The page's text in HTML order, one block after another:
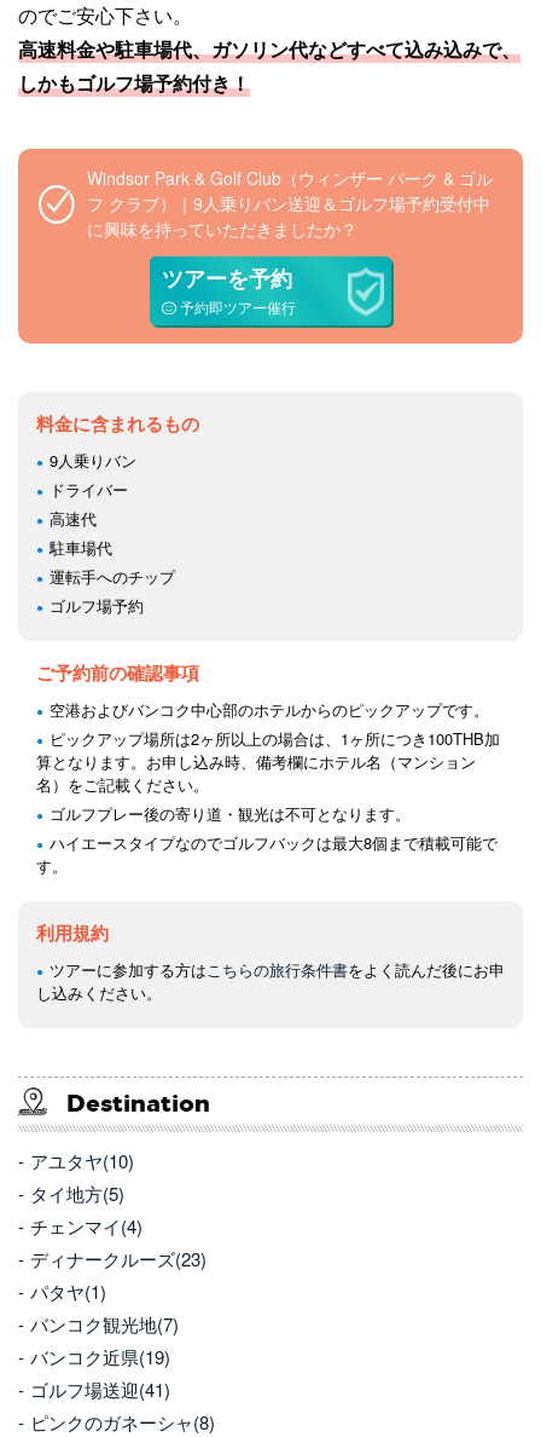
のでご安心下さい。
高速料金や駐車場代、ガソリン代などすべて込み込みで、
しかもゴルフ場予約付き！
Windsor Park & Golf Club（ウィンザー パーク & ゴル
フ クラブ）｜9人乗りバン送迎＆ゴルフ場予約受付中
に興味を持っていただきましたか？
ツアーを予約
予約即ツアー催行
料金に含まれるもの
9人乗りバン
ドライバー
高速代
駐車場代
運転手へのチップ
ゴルフ場予約
ご予約前の確認事項
空港およびバンコク中心部のホテルからのピックアップです。
ピックアップ場所は2ヶ所以上の場合は、1ヶ所につき100THB加
算となります。お申し込み時、備考欄にホテル名（マンション
名）をご記載ください。
ゴルフプレー後の寄り道・観光は不可となります。
ハイエースタイプなのでゴルフバックは最大8個まで積載可能で
す。
利用規約
ツアーに参加する方はこちらの旅行条件書をよく読んだ後にお申
し込みください。
Destination
アユタヤ(10)
タイ地方(5)
チェンマイ(4)
ディナークルーズ(23)
パタヤ(1)
バンコク観光地(7)
バンコク近県(19)
ゴルフ場送迎(41)
ピンクのガネーシャ(8)